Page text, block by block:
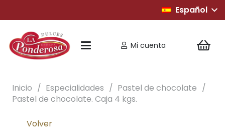
Español
Mi cuenta
Inicio / Especialidades / Pastel de chocolate /
Pastel de chocolate. Caja 4 kgs.
Volver